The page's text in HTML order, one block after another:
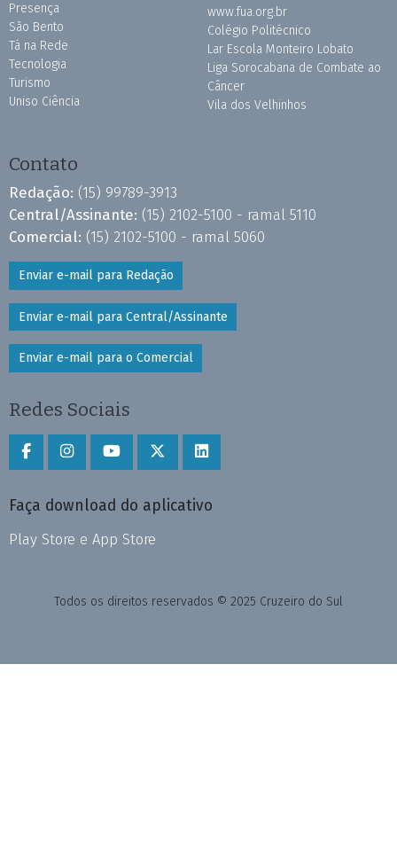
Presença
São Bento
Tá na Rede
Tecnologia
Turismo
Uniso Ciência
www.fua.org.br
Colégio Politécnico
Lar Escola Monteiro Lobato
Liga Sorocabana de Combate ao
Câncer
Vila dos Velhinhos
Contato
Redação: (15) 99789-3913
Central/Assinante: (15) 2102-5100 - ramal 5110
Comercial: (15) 2102-5100 - ramal 5060
Enviar e-mail para Redação
Enviar e-mail para Central/Assinante
Enviar e-mail para o Comercial
Redes Sociais
Faça download do aplicativo
Play Store e App Store
Todos os direitos reservados © 2025 Cruzeiro do Sul